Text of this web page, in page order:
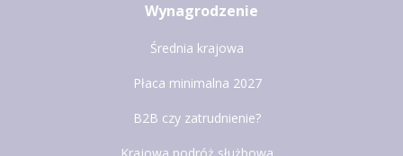
Wynagrodzenie
Średnia krajowa
Płaca minimalna 2027
B2B czy zatrudnienie?